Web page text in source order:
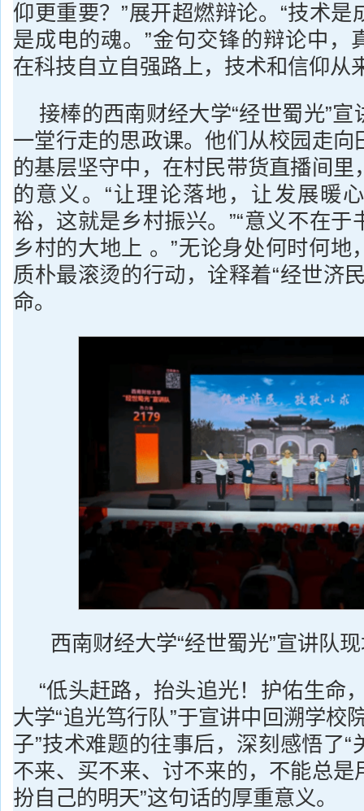
仰更重要？”展开超燃辩论。“技术是
是成电的魂。”金句交锋的辩论中
在科技自立自强路上，技术和信仰从
接棒的西南财经大学“经世蜀光”
一堂行走的思政课。他们从校园走向
的基层坚守中，在村民带货直播间里
的意义。“让理论落地，让发展暖
裕，这就是乡村振兴。”“意义不在于
乡村的大地上 。”无论身处何时何地
质朴最滚烫的行动，诠释着“经世济
命。
西南财经大学“经世蜀光”宣讲队
“低头赶路，抬头追光！护佑生命
大学“追光笃行队”于宣讲中回溯学校
子”技术难题的往事后，深刻感悟了“
不来、买不来、讨不来的，不能总是
扮自己的明天”这句话的厚重意义。